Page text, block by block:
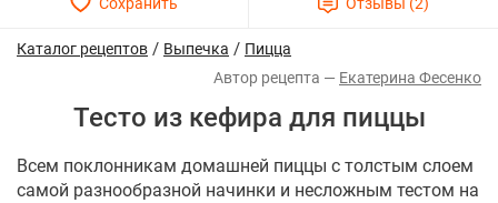
Каталог рецептов / Выпечка / Пицца
Екатерина Фесенко
Тесто из кефира для пиццы
Всем поклонникам домашней пиццы с толстым слоем
самой разнообразной начинки и несложным тестом на